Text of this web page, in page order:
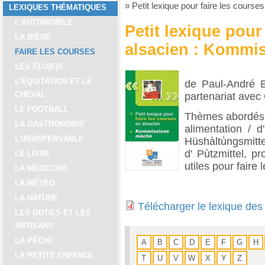
LEXIQUES THÉMATIQUES
L'AUTOMOBILE
LA BIÈRE
FAIRE LES COURSES
LES ÉLU(E)S
L’ÉQUITATION ET LE
CHEVAL
LE FOOTBALL
LA GASTRONOMIE
L'INDISPENSABLE
LE LIVRE
LA MÉDECINE
LA MÉTÉO
LA NATURE
LES OUTILS ET LES
ARTISANS
LA PÊCHE
LA PETITE ENFANCE
» Petit lexique pour faire les
Petit lexique
alsacien :
de Paul-André
partenariat avec
Thèmes
alimentation /
d' Pùtzmittel,
utiles pour faire
Télécharger le lexique
A B C D E F G
H
T
U V W X Y Z